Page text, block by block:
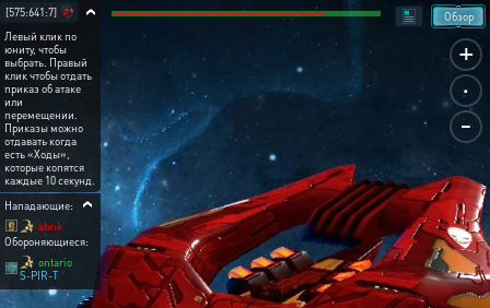
+
.
-
Обзор
[575:641:7]
Левый клик по
юниту, чтобы
выбрать. Правый
клик чтобы отдать
приказ об атаке
или
перемещении.
Приказы можно
отдавать когда
есть «Ходы»,
которые копятся
каждые 10 секунд.
Нападающие:
abrik
Обороняющиеся:
ontario
S-PIR-T